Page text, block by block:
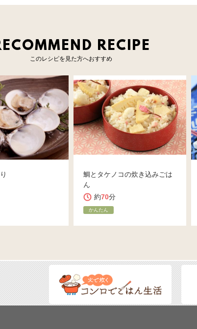
RECIPE
このレシピを見た方へおすすめ
鯛とタケノコの炊き込みごは
ん
約70分
かんたん